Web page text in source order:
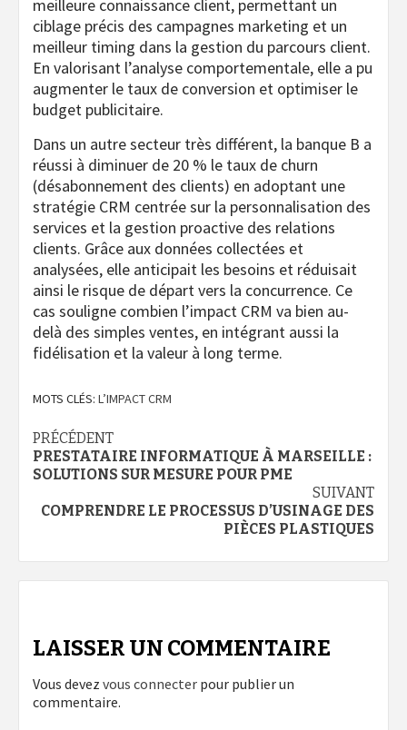
meilleure connaissance client, permettant un
ciblage précis des campagnes marketing et un
meilleur timing dans la gestion du parcours client.
En valorisant l’analyse comportementale, elle a pu
augmenter le taux de conversion et optimiser le
budget publicitaire.
Dans un autre secteur très différent, la banque B a
réussi à diminuer de 20 % le taux de churn
(désabonnement des clients) en adoptant une
stratégie CRM centrée sur la personnalisation des
services et la gestion proactive des relations
clients. Grâce aux données collectées et
analysées, elle anticipait les besoins et réduisait
ainsi le risque de départ vers la concurrence. Ce
cas souligne combien l’impact CRM va bien au-
delà des simples ventes, en intégrant aussi la
fidélisation et la valeur à long terme.
MOTS CLÉS: L’IMPACT CRM
Navigation
d’article
PRÉCÉDENT
PRESTATAIRE INFORMATIQUE À MARSEILLE :
SOLUTIONS SUR MESURE POUR PME
SUIVANT
COMPRENDRE LE PROCESSUS D’USINAGE DES
PIÈCES PLASTIQUES
LAISSER UN COMMENTAIRE
Vous devez vous connecter pour publier un
commentaire.